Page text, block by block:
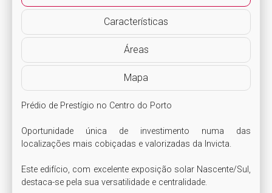
Características
Áreas
Mapa
Prédio de Prestígio no Centro do Porto
Oportunidade única de investimento numa das
localizações mais cobiçadas e valorizadas da Invicta.
Este edifício, com excelente exposição solar Nascente/Sul,
destaca-se pela sua versatilidade e centralidade.